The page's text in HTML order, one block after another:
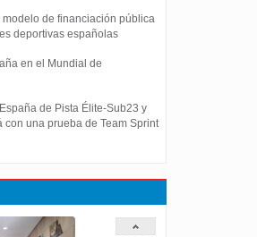
modelo de financiación pública
deportivas españolas
en el Mundial de
de Pista Élite-Sub23 y
con una prueba de Team Sprint